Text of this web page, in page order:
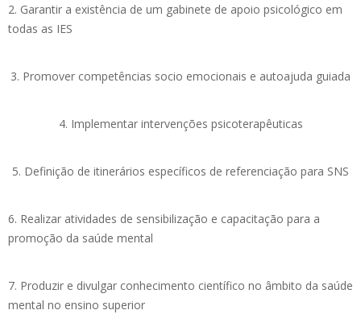
2. Garantir a existência de um gabinete de apoio psicológico em
todas as IES
3. Promover competências socio emocionais e autoajuda guiada
4. Implementar intervenções psicoterapêuticas
5. Definição de itinerários específicos de referenciação para SNS
6. Realizar atividades de sensibilização e capacitação para a
promoção da saúde mental
7. Produzir e divulgar conhecimento científico no âmbito da saúde
mental no ensino superior